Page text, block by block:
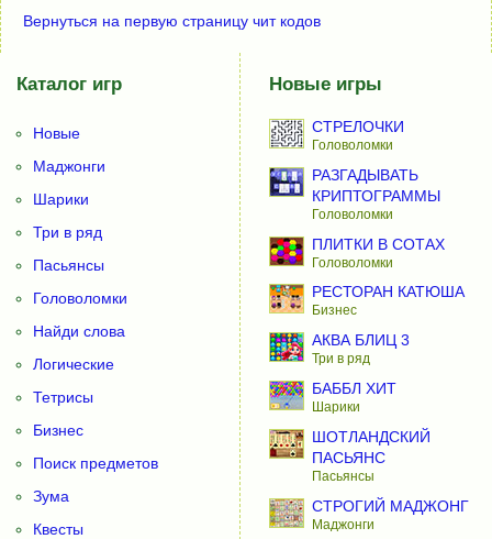
Вернуться на первую страницу чит кодов
Каталог игр
Новые
Маджонги
Шарики
Три в ряд
Пасьянсы
Головоломки
Найди слова
Логические
Тетрисы
Бизнес
Поиск предметов
Зума
Квесты
Новые игры
СТРЕЛОЧКИ
Головоломки
РАЗГАДЫВАТЬ
КРИПТОГРАММЫ
Головоломки
ПЛИТКИ В СОТАХ
Головоломки
РЕСТОРАН КАТЮША
Бизнес
АКВА БЛИЦ 3
Три в ряд
БАББЛ ХИТ
Шарики
ШОТЛАНДСКИЙ
ПАСЬЯНС
Пасьянсы
СТРОГИЙ МАДЖОНГ
Маджонги